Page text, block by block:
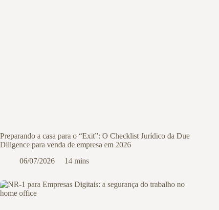
Preparando a casa para o “Exit”: O Checklist Jurídico da Due
Diligence para venda de empresa em 2026
06/07/2026
14 mins